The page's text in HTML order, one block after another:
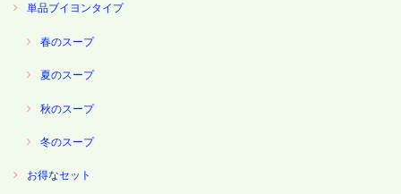
単品ブイヨンタイプ
春のスープ
夏のスープ
秋のスープ
冬のスープ
お得なセット